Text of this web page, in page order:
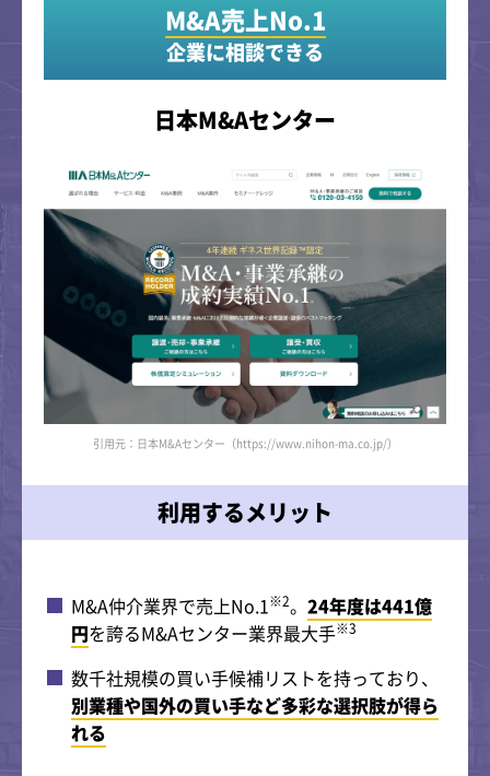
M&A売上No.1
企業に相談できる
日本M&Aセンター
引用元：日本M&Aセンター（https://www.nihon-ma.co.jp/）
利用するメリット
M&A仲介業界で売上No.1※2。 24年度は441億
円を誇るM&Aセンター業界最大手※3
数千社規模の買い手候補リストを持っており、
別業種や国外の買い手など多彩な選択肢が得ら
れる